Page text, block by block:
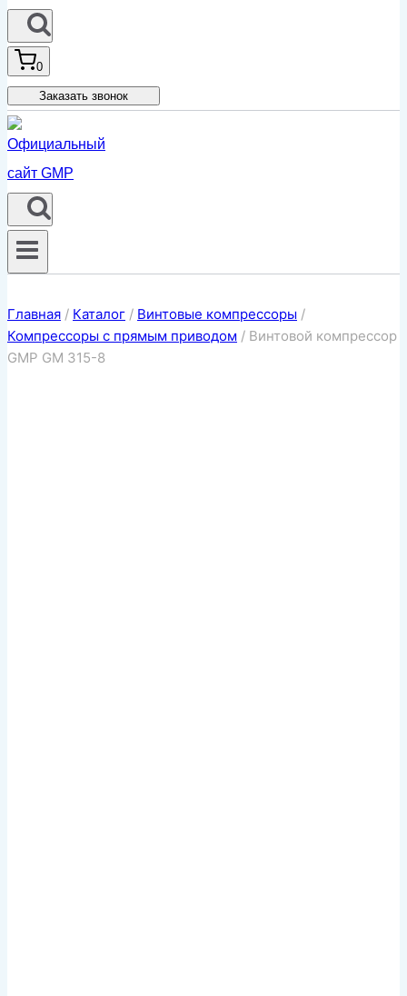
0
Заказать звонок
Главная / Каталог / Винтовые компрессоры /
Компрессоры с прямым приводом / Винтовой компрессор
GMP GM 315-8